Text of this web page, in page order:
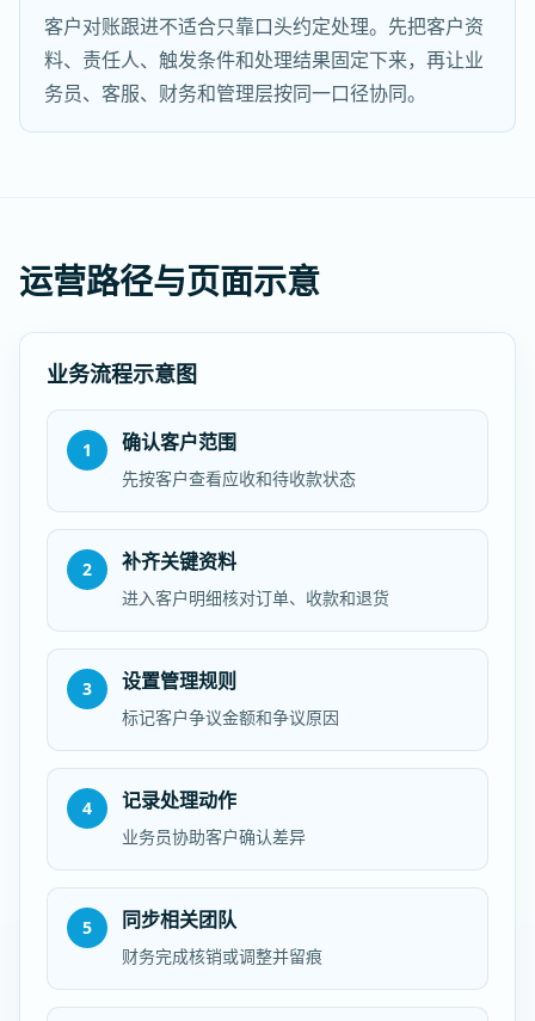
客户对账跟进不适合只靠口头约定处理。先把客户资
料、责任人、触发条件和处理结果固定下来，再让业
务员、客服、财务和管理层按同一口径协同。
运营路径与页面示意
业务流程示意图
1 确认客户范围
先按客户查看应收和待收款状态
2 补齐关键资料
进入客户明细核对订单、收款和退货
3 设置管理规则
标记客户争议金额和争议原因
4 记录处理动作
业务员协助客户确认差异
5 同步相关团队
财务完成核销或调整并留痕